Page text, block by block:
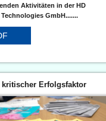
Aktivitäten in der HD
GmbH.......
kritischer Erfolgsfaktor